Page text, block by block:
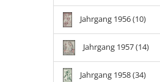
Jahrgang 1956 (10)
Jahrgang 1957 (14)
Jahrgang 1958 (34)